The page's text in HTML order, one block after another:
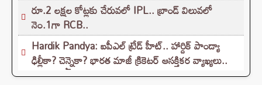
రూ.2 లక్షల కోట్లకు చేరువలో IPL.. బ్రాండ్ విలువలో
నెం.1గా RCB..
Hardik Pandya: ఐపీఎల్ ట్రేడ్ హీట్.. హార్దిక్ పాండ్యా
ఢిల్లీకా? చెన్నైకా? భారత మాజీ క్రికెటర్ ఆసక్తికర వ్యాఖ్యలు..